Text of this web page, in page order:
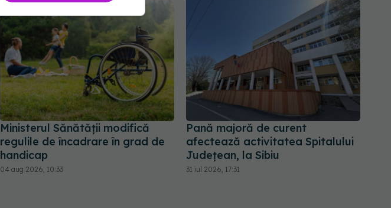
Ministerul Sănătății modifică
regulile de încadrare în grad de
handicap
04 aug 2026, 10:33
Pană majoră de curent
afectează activitatea Spitalului
Județean, la Sibiu
31 iul 2026, 17:31